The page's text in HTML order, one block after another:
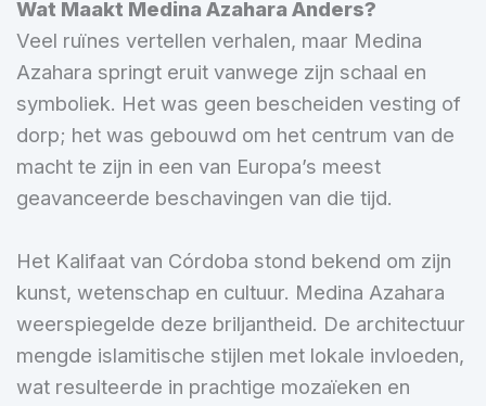
Wat Maakt Medina Azahara Anders?
Veel ruïnes vertellen verhalen, maar Medina
Azahara springt eruit vanwege zijn schaal en
symboliek. Het was geen bescheiden vesting of
dorp; het was gebouwd om het centrum van de
macht te zijn in een van Europa’s meest
geavanceerde beschavingen van die tijd.
Het Kalifaat van Córdoba stond bekend om zijn
kunst, wetenschap en cultuur. Medina Azahara
weerspiegelde deze briljantheid. De architectuur
mengde islamitische stijlen met lokale invloeden,
wat resulteerde in prachtige mozaïeken en